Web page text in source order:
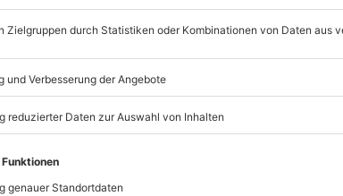
Absprache mit dem
mydaysGmbH
81671 München
außer an bundesweiten